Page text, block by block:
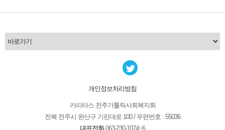
개인정보처리방침
카리타스 전주가톨릭사회복지회
전북 전주시 완산구 기린대로 100 / 우편번호 : 55036
대표전화063-230-1074~6